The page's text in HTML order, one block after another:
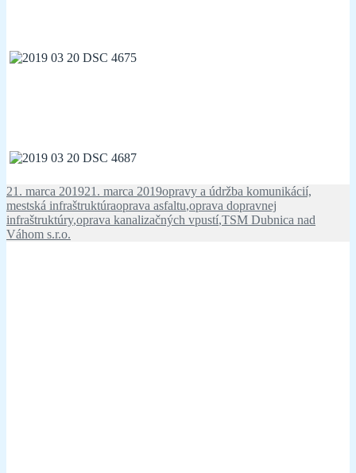
Publikované
21. marca 201921. marca 2019Kategórie
opravy a údržba komunikácií,
mestská infraštruktúraZnačky
oprava asfaltu,oprava dopravnej
infraštruktúry,oprava kanalizačných vpustí,TSM Dubnica nad
Váhom s.r.o.